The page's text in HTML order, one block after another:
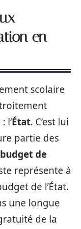
en
scolaire
l’État. C’est lui
partie des
budget de
représente à
de l’État.
une longue
de la